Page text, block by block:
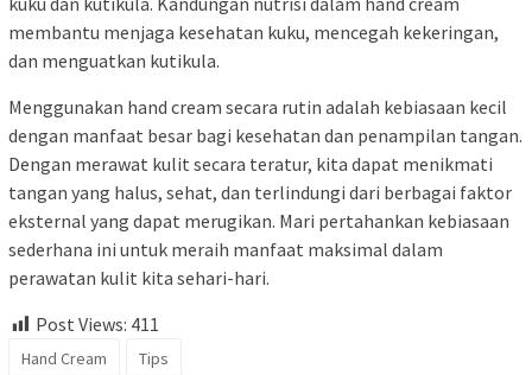
membantu menjaga kesehatan kuku, mencegah kekeringan,
dan menguatkan kutikula.
Menggunakan hand cream secara rutin adalah kebiasaan kecil
dengan manfaat besar bagi kesehatan dan penampilan tangan.
Dengan merawat kulit secara teratur, kita dapat menikmati
tangan yang halus, sehat, dan terlindungi dari berbagai faktor
eksternal yang dapat merugikan. Mari pertahankan kebiasaan
sederhana ini untuk meraih manfaat maksimal dalam
perawatan kulit kita sehari-hari.
Post Views: 411
Hand Cream Tips